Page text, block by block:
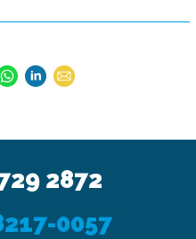
2872
0057